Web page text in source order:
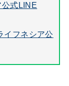
式LINE
イフネシア公